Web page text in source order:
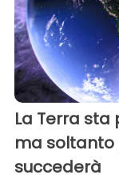
La Terra sta
ma soltanto
succederà